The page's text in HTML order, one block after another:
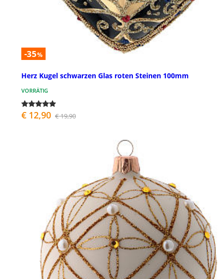
-35%
Herz Kugel schwarzen Glas roten Steinen 100mm
VORRÄTIG
€ 12,90 € 19,90